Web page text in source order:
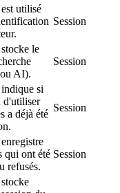
utilisé
Session
le
AI).
Session
si
d'utiliser
a déjà été
Session
qui ont été
refusés.
Session